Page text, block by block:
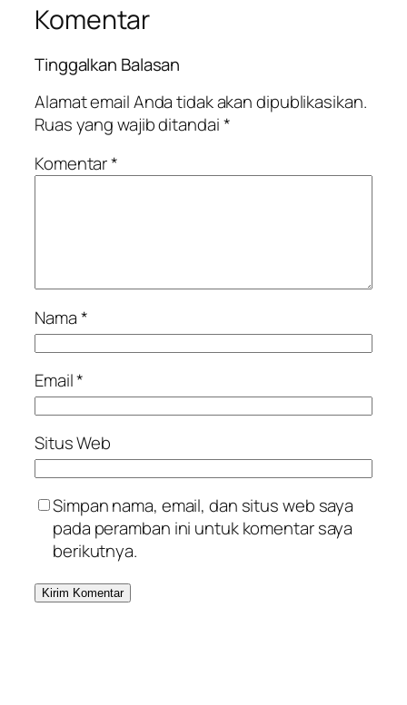
Komentar
Tinggalkan Balasan
Alamat email Anda tidak akan dipublikasikan.
Ruas yang wajib ditandai*
Komentar*
Nama*
Email*
Situs Web
Simpan nama, email, dan situs web saya
pada peramban ini untuk komentar saya
berikutnya.